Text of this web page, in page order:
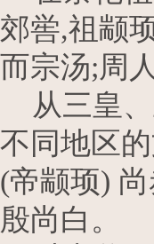
郊喾,祖颛
而宗汤;周
从三皇、
不同地区
(帝颛顼)
殷尚白。